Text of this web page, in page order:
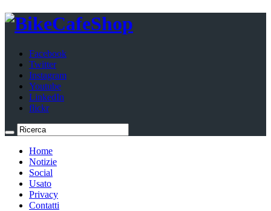
Facebook
Twitter
Instagram
Youtube
LinkedIn
flickr
Home
Notizie
Social
Usato
Privacy
Contatti